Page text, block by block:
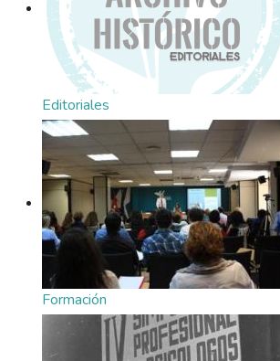
Editoriales
Formación